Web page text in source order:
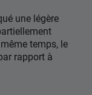
une légère
temps, le
rapport à